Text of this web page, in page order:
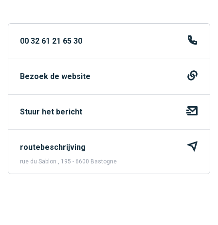
00 32 61 21 65 30
Bezoek de website
Stuur het bericht
routebeschrijving
rue du Sablon , 195 - 6600 Bastogne